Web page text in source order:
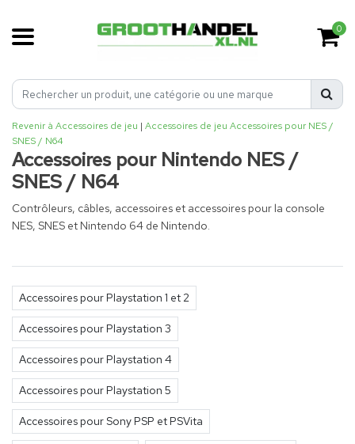
0
Revenir à Accessoires de jeu | Accessoires de jeu Accessoires pour NES /
SNES / N64
Accessoires pour Nintendo NES /
SNES / N64
Contrôleurs, câbles, accessoires et accessoires pour la console
NES, SNES et Nintendo 64 de Nintendo.
Accessoires pour Playstation 1 et 2
Accessoires pour Playstation 3
Accessoires pour Playstation 4
Accessoires pour Playstation 5
Accessoires pour Sony PSP et PSVita